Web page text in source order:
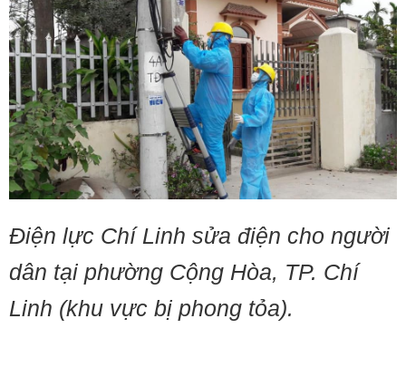
Điện lực Chí Linh sửa điện cho người
dân tại phường Cộng Hòa, TP. Chí
Linh (khu vực bị phong tỏa).